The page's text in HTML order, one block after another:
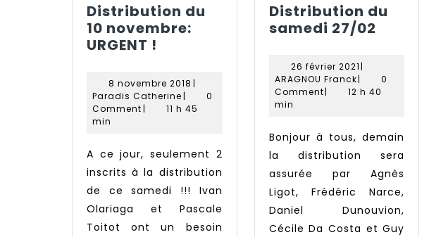
Distribution du
10 novembre:
URGENT !
10
novembre:
URGENT
8 novembre 2018 8
novembre
2018
|
Paradis CatherineParadis
Catherine
|
0
Comment |
11 h 45
min
A ce jour, seulement 2
inscrits à la distribution
de ce samedi !!! Ivan
Olariaga et Pascale
Toitot ont un besoin
Distribution du
samedi 27/02
27/02
26 février 202126
février
2021
|
ARAGNOU FranckARAGNOU
Franck
|
0
Comment|
12 h 40
min
Bonjour à tous, demain
la distribution sera
assurée par Agnès
Ligot, Frédéric Narce,
Daniel Dunouvion,
Cécile Da Costa et Guy